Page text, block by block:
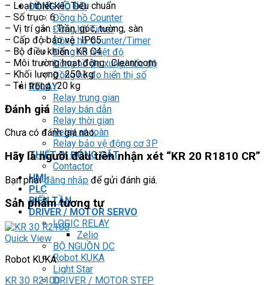
ĐỒNG HỒ ĐO
Đồng hồ Counter
Đồng hồ Timer
Đồng hồ Counter/Timer
Đồng hồ nhiệt độ
Đồng hồ đo xung/ tốc độ
Đồng hồ đo hiển thị số
RELAY
Relay trung gian
Relay bán dẫn
Relay thời gian
Relay an toàn
Relay bảo vệ động cơ 3P
THIẾT BỊ ĐÓNG CẮT
Contactor
HMI
PLC
BIẾN TẦN
DRIVER / MOTOR SERVO
LOGIC RELAY
Zelio
BỘ NGUỒN DC
Robot KUKA
Light Star
DRIVER / MOTOR STEP
– Loại thiết kế : Tiêu chuẩn
– Số trục : 6
– Vị trí gắn : Trần, góc, tường, sàn
– Cấp độ bảo vệ : IP65
– Bộ điều khiển : KR C4
– Môi trường hoạt động : Cleanroom
– Khối lượng : 250 kg
– Tải trọng : 20 kg
Đánh giá
Chưa có đánh giá nào.
Hãy là người đầu tiên nhận xét “KR 20 R1810 CR”
Bạn phảiđăng nhập để gửi đánh giá.
Sản phẩm tương tự
Quick View
Robot KUKA
KR 30 R2100